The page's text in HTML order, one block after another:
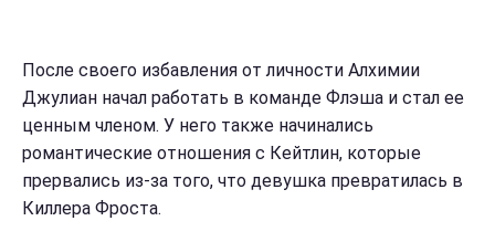
После своего избавления от личности Алхимии
Джулиан начал работать в команде Флэша и стал ее
ценным членом. У него также начинались
романтические отношения с Кейтлин, которые
прервались из-за того, что девушка превратилась в
Киллера Фроста.